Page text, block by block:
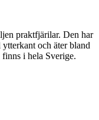
praktfjärilar. Den har
och äter bland
i hela Sverige.